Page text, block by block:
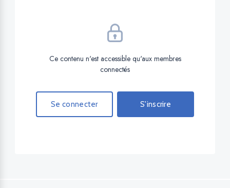
Ce contenu n'est accessible qu'aux membres
connectés
Se connecter S'inscrire